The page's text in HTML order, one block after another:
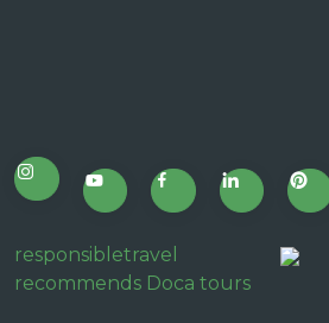
responsibletravel
recommends Doca tours